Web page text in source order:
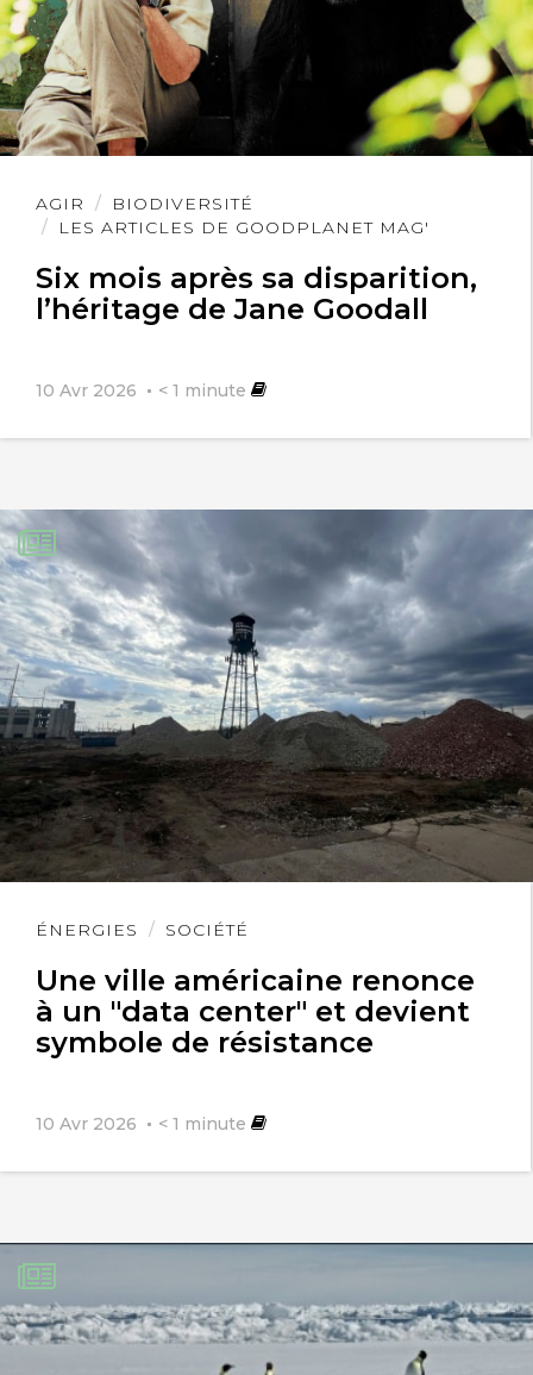
AGIR
BIODIVERSITÉ
LES ARTICLES DE GOODPLANET MAG'
Six mois après sa disparition,
l’héritage de Jane Goodall
10 Avr 2026 < 1 minute
Lire
l'article
ÉNERGIES SOCIÉTÉ
Une ville américaine renonce
à un "data center" et devient
symbole de résistance
10 Avr 2026 < 1 minute
Lire